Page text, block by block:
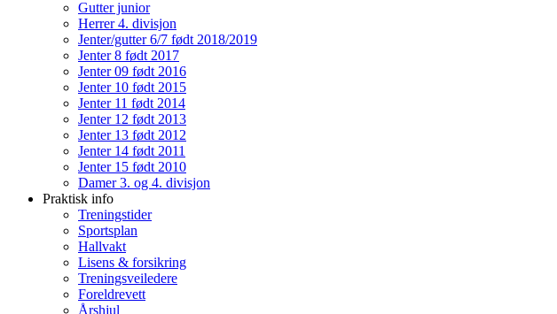
Gutter junior
Herrer 4. divisjon
Jenter/gutter 6/7 født 2018/2019
Jenter 8 født 2017
Jenter 09 født 2016
Jenter 10 født 2015
Jenter 11 født 2014
Jenter 12 født 2013
Jenter 13 født 2012
Jenter 14 født 2011
Jenter 15 født 2010
Damer 3. og 4. divisjon
Praktisk info
Treningstider
Sportsplan
Hallvakt
Lisens & forsikring
Treningsveiledere
Foreldrevett
Årshjul